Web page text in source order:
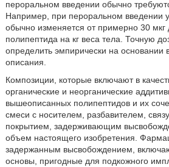
пероральном введении обычно
Например, при пероральном введении
обычно изменяется от примерно 30
полипептида на кг веса тела. Точную
определить эмпирически на основании
описания.
Композиции, которые включают в
органические и неорганические
вышеописанных полипептидов и их
смеси с носителем, разбавителем,
покрытием, задерживающим
объем настоящего изобретения.
задержанным высвобождением,
основы, пригодные для подкожного